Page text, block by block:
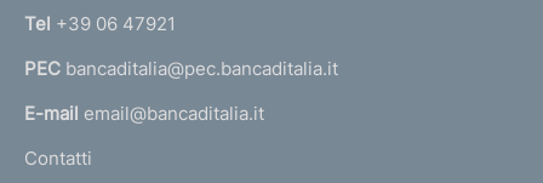
n
a
l
'
Tel +39 06 47921
PEC bancaditalia@pec.bancaditalia.it
E-mail email@bancaditalia.it
Contatti